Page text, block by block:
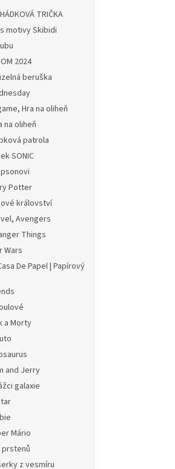
TRIČKA
motivy Skibidi
2024
beruška
Hra na oliheň
na oliheň
patrola
SONIC
Potter
království
Avengers
Things
Wars
De Papel | Papírový
a Morty
and Jerry
galaxie
Mário
prstenů
z vesmíru